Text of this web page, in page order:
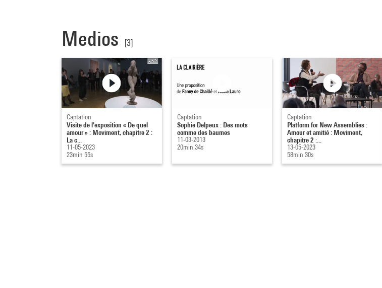
Medios [3]
Captation
Visite de l'exposition « De quel
amour » : Moviment, chapitre 2 :
La c...
11-05-2023
23min 55s
Captation
Sophie Delpeux : Des mots
comme des baumes
11-03-2013
20min 34s
Captation
Platform for New Assemblies :
Amour et amitié : Moviment,
chapitre 2 :...
13-05-2023
58min 30s